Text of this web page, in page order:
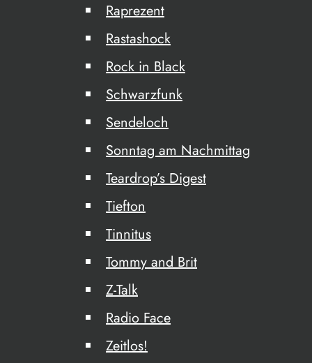
Raprezent
Rastashock
Rock in Black
Schwarzfunk
Sendeloch
Sonntag am Nachmittag
Teardrop’s Digest
Tiefton
Tinnitus
Tommy and Brit
Z-Talk
Radio Face
Zeitlos!